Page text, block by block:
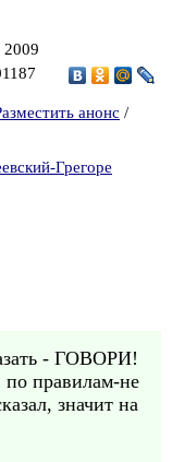
2009
анонс /
Грегоре
- ГОВОРИ!
правилам-не
значит на